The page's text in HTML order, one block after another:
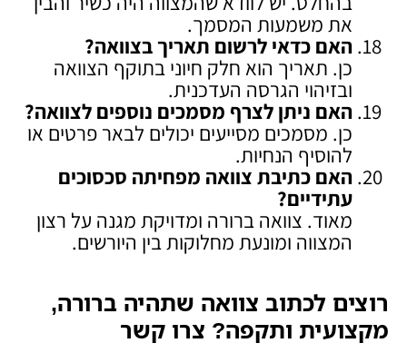
את משמעות המסמך.
האם כדאי לרשום תאריך בצוואה?
כן. תאריך הוא חלק חיוני בתוקף הצוואה
ובזיהוי הגרסה העדכנית.
האם ניתן לצרף מסמכים נוספים לצוואה?
כן. מסמכים מסייעים יכולים לבאר פרטים או
להוסיף הנחיות.
האם כתיבת צוואה מפחיתה סכסוכים
עתידיים?
מאוד. צוואה ברורה ומדויקת מגנה על רצון
המצווה ומונעת מחלוקות בין היורשים.
רוצים לכתוב צוואה שתהיה ברורה,
מקצועית ותקפה? צרו קשר